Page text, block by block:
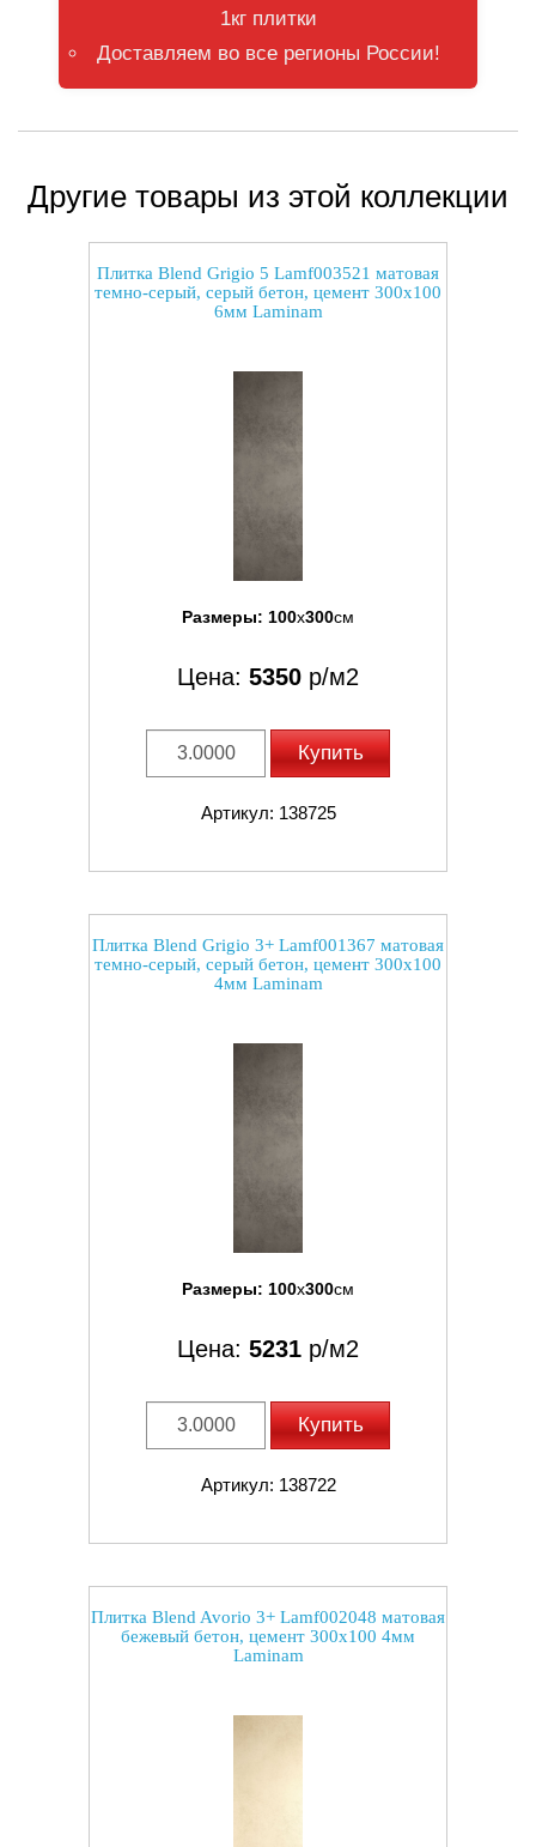
1кг плитки
Доставляем во все регионы России!
Другие товары из этой коллекции
Плитка Blend Grigio 5 Lamf003521 матовая
темно-серый, серый бетон, цемент 300x100
6мм Laminam
Размеры: 100x300см
Цена: 5350 р/м2
Купить
Артикул: 138725
Плитка Blend Grigio 3+ Lamf001367 матовая
темно-серый, серый бетон, цемент 300x100
4мм Laminam
Размеры: 100x300см
Цена: 5231 р/м2
Купить
Артикул: 138722
Плитка Blend Avorio 3+ Lamf002048 матовая
бежевый бетон, цемент 300x100 4мм
Laminam